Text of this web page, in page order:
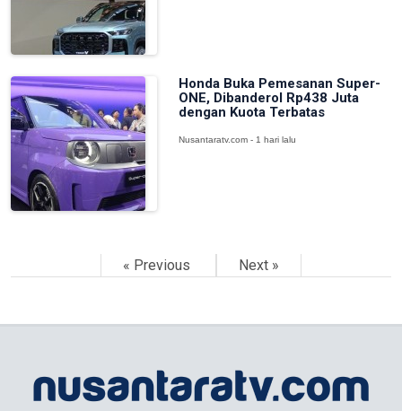
Honda Buka Pemesanan Super-
ONE, Dibanderol Rp438 Juta
dengan Kuota Terbatas
Nusantaratv.com - 1 hari lalu
« Previous Next »